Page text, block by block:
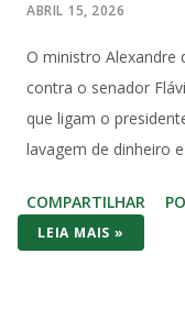
ABRIL 15, 2026
O ministro Alexandre
contra o senador
que ligam o
lavagem de dinheiro
violação direta à
Constituição Federal
COMPARTILHAR
LEIA MAIS »